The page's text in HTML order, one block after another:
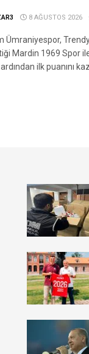
8 AĞUSTOS 2026
Ümraniyespor,
Mardin 1969 Spor
ilk puanını